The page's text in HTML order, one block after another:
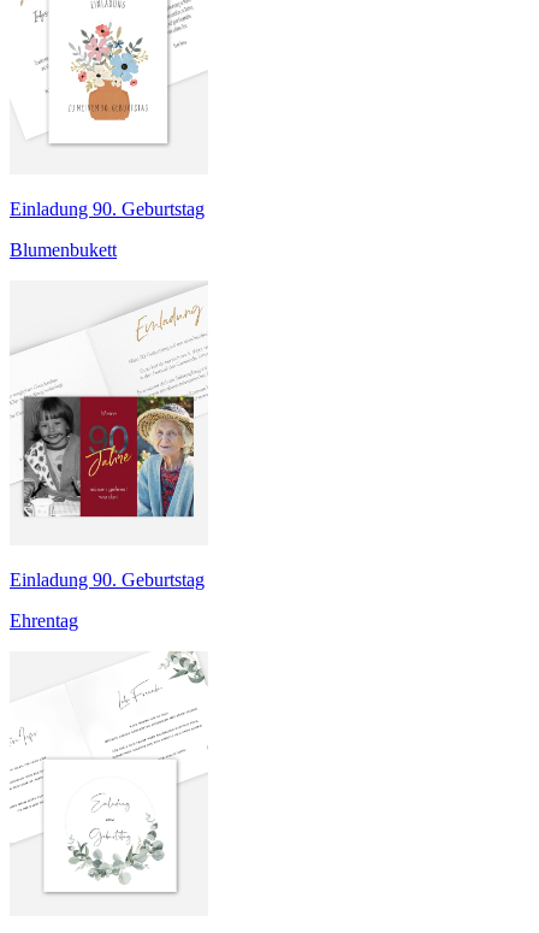
Einladung 90. Geburtstag
Blumenbukett
Einladung 90. Geburtstag
Ehrentag